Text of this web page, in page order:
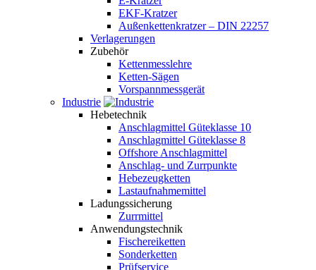
EKF-Kratzer
Außenkettenkratzer – DIN 22257
Verlagerungen
Zubehör
Kettenmesslehre
Ketten-Sägen
Vorspannmessgerät
Industrie
Hebetechnik
Anschlagmittel Güteklasse 10
Anschlagmittel Güteklasse 8
Offshore Anschlagmittel
Anschlag- und Zurrpunkte
Hebezeugketten
Lastaufnahmemittel
Ladungssicherung
Zurrmittel
Anwendungstechnik
Fischereiketten
Sonderketten
Prüfservice